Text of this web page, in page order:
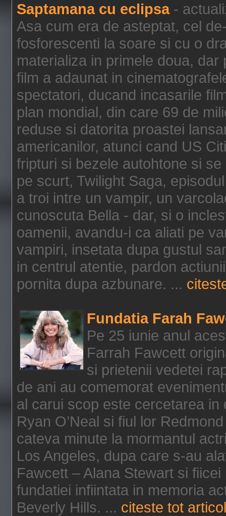
Saptamana cu eclipsa-
Asa cum era de asteptat, cel
fosforescenti la soare si cu o
materializa in primele doua,
film a adaunat in
spectatori, ducand incasarile
plan mondial, din care 69 de
reduse si datorita proastei
americanilor, atunci cand US
fripturi si bezele autohtone si
pe scurt, Twilight Saga,
a troi intre un vampir, un
cunoscuta Bella - dar, si o
oamenii, avandu-i ca aliati pe
vampiri, insetata dupa gustul
in centrul atentie, pardon
pornita dupa azbunare. ...
Fundatia Farah
Pe 25 iunie anul
Farrah Fawcett
si prietenii vedetei
de ani au comemorat
al carui scop este cercetarea
Ryan O’Neal si fiul lor
cateva minute la mormantul
Los Angeles, dupa care s-au
Fawcett – Alana Stewart si fiicei
fundatiei infiintata in memoria
Beverly Hills. ... citeste tot